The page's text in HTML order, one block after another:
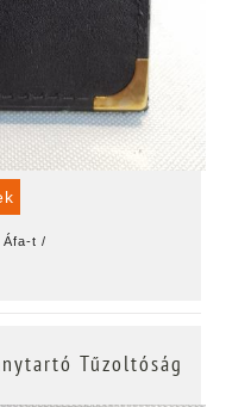
Áfa-t /
Tűzoltóság